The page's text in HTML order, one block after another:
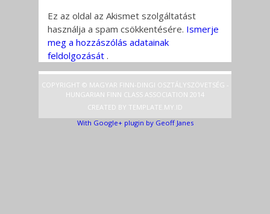
Ez az oldal az Akismet szolgáltatást
használja a spam csökkentésére. Ismerje
meg a hozzászólás adatainak
feldolgozását .
COPYRIGHT © MAGYAR FINN-DINGI OSZTÁLYSZÖVETSÉG -
HUNGARIAN FINN CLASS ASSOCIATION 2014
CREATED BY TEMPLATE .MY.ID
With Google+ plugin by Geoff Janes